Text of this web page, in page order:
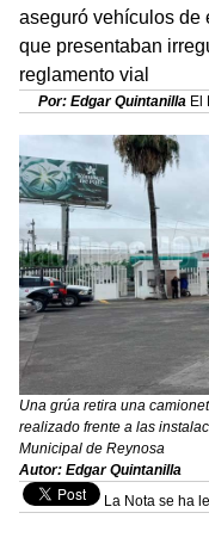
aseguró vehículos de
que presentaban
reglamento vial
Por: Edgar Quintanilla El
Una grúa retira una
realizado frente a las
Municipal de Reynosa
Autor: Edgar Quintanilla
La Nota se ha